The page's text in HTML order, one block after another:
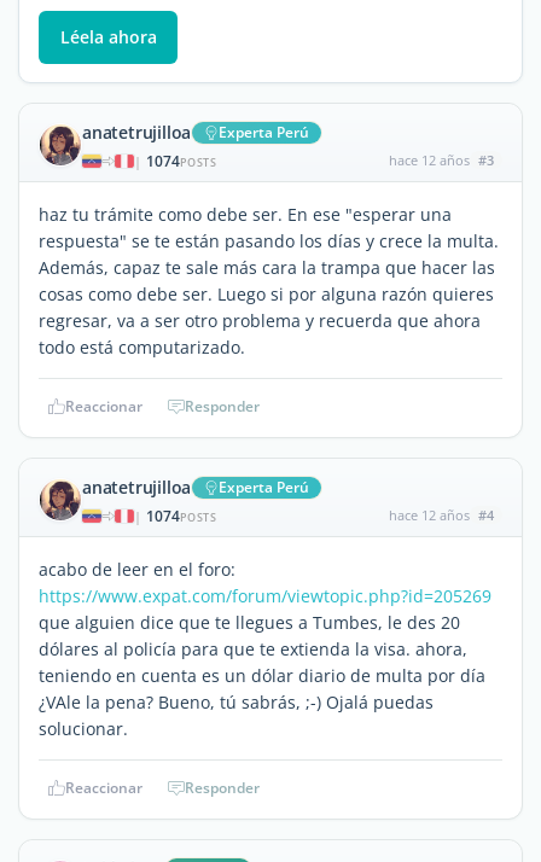
Léela ahora
anatetrujilloa Experta Perú
| 1074POSTS hace 12 años #3
haz tu trámite como debe ser. En ese "esperar una
respuesta" se te están pasando los días y crece la multa.
Además, capaz te sale más cara la trampa que hacer las
cosas como debe ser. Luego si por alguna razón quieres
regresar, va a ser otro problema y recuerda que ahora
todo está computarizado.
Reaccionar Responder
anatetrujilloa Experta Perú
| 1074POSTS hace 12 años #4
acabo de leer en el foro:
https://www.expat.com/forum/viewtopic.php?id=205269
que alguien dice que te llegues a Tumbes, le des 20
dólares al policía para que te extienda la visa. ahora,
teniendo en cuenta es un dólar diario de multa por día
¿VAle la pena? Bueno, tú sabrás, ;-) Ojalá puedas
solucionar.
Reaccionar Responder